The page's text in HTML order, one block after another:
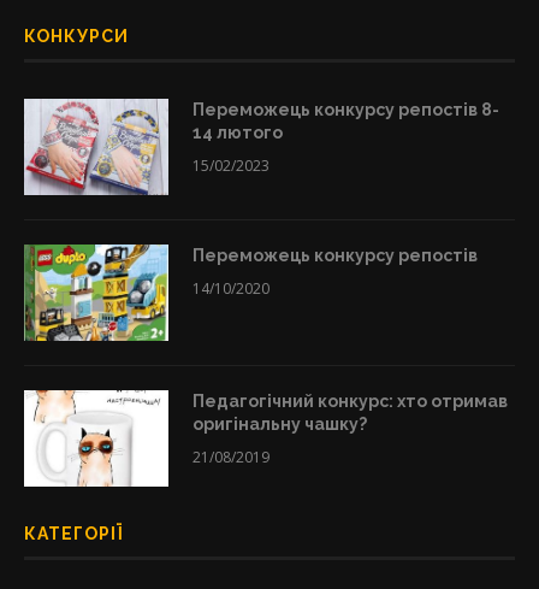
КОНКУРСИ
Переможець конкурсу репостів 8-
14 лютого
15/02/2023
Переможець конкурсу репостів
14/10/2020
Педагогічний конкурс: хто отримав
оригінальну чашку?
21/08/2019
КАТЕГОРІЇ